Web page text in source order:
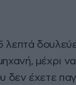
λεπτά
μέχρι
δεν έχετε